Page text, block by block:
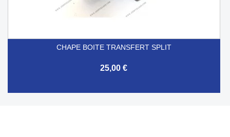
CHAPE BOITE TRANSFERT SPLIT
25,00 €